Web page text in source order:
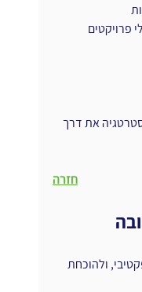
פרויקטים
את דרך
חזרה
ולהוכחת